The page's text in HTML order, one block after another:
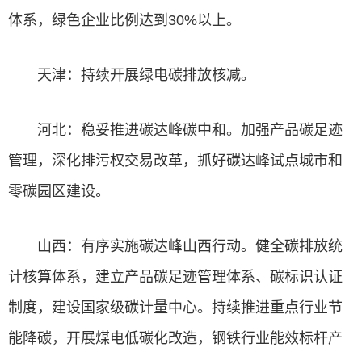
体系，绿色企业比例达到30%以上。
天津：持续开展绿电碳排放核减。
河北：稳妥推进碳达峰碳中和。加强产品碳足迹
管理，深化排污权交易改革，抓好碳达峰试点城市和
零碳园区建设。
山西：有序实施碳达峰山西行动。健全碳排放统
计核算体系，建立产品碳足迹管理体系、碳标识认证
制度，建设国家级碳计量中心。持续推进重点行业节
能降碳，开展煤电低碳化改造，钢铁行业能效标杆产